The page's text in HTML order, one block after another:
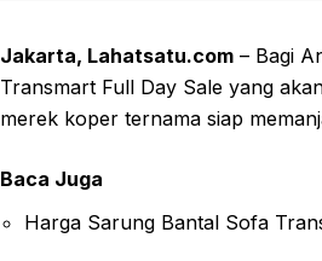
Jakarta, Lahatsatu.com – Bagi
Transmart Full Day Sale yang
merek koper ternama siap
Baca Juga
Harga Sarung Bantal Sofa